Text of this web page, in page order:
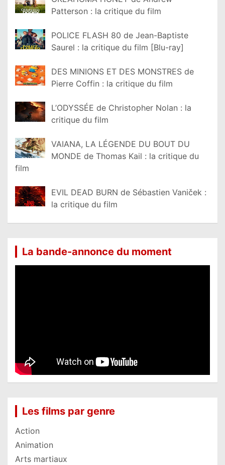
Patterson : la critique du film
POLICE FLASH 80 de Jean-Baptiste
Saurel : la critique du film [Blu-ray]
DES MINIONS ET DES MONSTRES de
Pierre Coffin : la critique du film
L’ODYSSÉE de Christopher Nolan : la
critique du film
VAIANA, LA LÉGENDE DU BOUT DU
MONDE de Thomas Kail : la critique du
film
EVIL DEAD BURN de Sébastien Vaniček :
la critique du film
La bande-annonce du moment
Les films par genre
Action
Animation
Arts martiaux